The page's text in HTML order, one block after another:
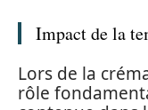
Impact de la
Lors de la
rôle